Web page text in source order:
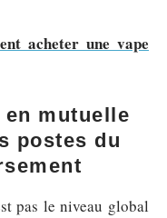
acheter une vape
mutuelle
postes du
pas le niveau global